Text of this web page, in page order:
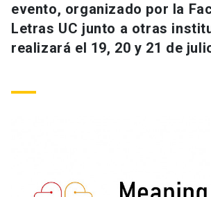
Estudiantes
Académicos
Personal
Vecinos launch
ACCESOS DIRECTOS
Admisión launch
evento, organizado por la
Letras UC junto a otras
realizará el 19, 20 y 21 de